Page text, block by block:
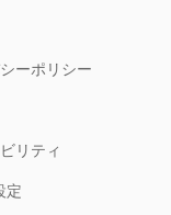
ーポリシー
リティ
定